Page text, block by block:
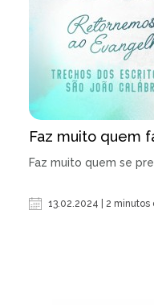
Faz muito quem
Faz muito quem se
13.02.2024 | 2